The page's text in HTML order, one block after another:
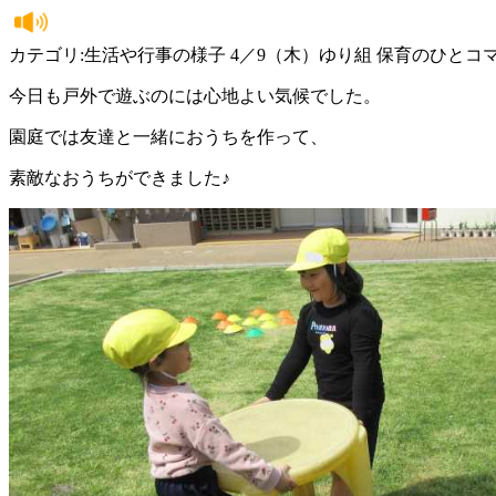
カテゴリ:生活や行事の様子 4／9（木）ゆり組 保育のひとコ
今日も戸外で遊ぶのには心地よい気候でした。
園庭では友達と一緒におうちを作って、
素敵なおうちができました♪